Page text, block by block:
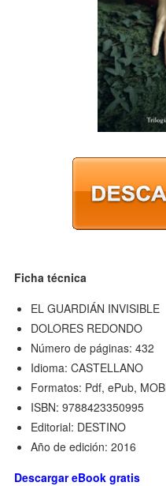
Ficha técnica
EL GUARDIÁN INVISIBLE
DOLORES REDONDO
Número de páginas: 432
Idioma: CASTELLANO
Formatos: Pdf, ePub,
ISBN: 9788423350995
Editorial: DESTINO
Año de edición: 2016
Descargar eBook gratis